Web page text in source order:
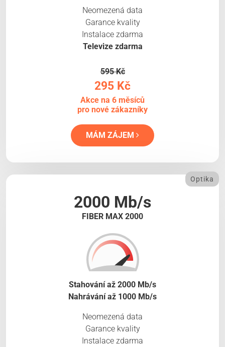
Neomezená data
Garance kvality
Instalace zdarma
Televize zdarma
595 Kč
295 Kč
Akce na 6 měsíců
pro nové zákazníky
MÁM ZÁJEM
2000 Mb/s
FIBER MAX 2000
Optika
Stahování až 2000 Mb/s
Nahrávání až 1000 Mb/s
Neomezená data
Garance kvality
Instalace zdarma